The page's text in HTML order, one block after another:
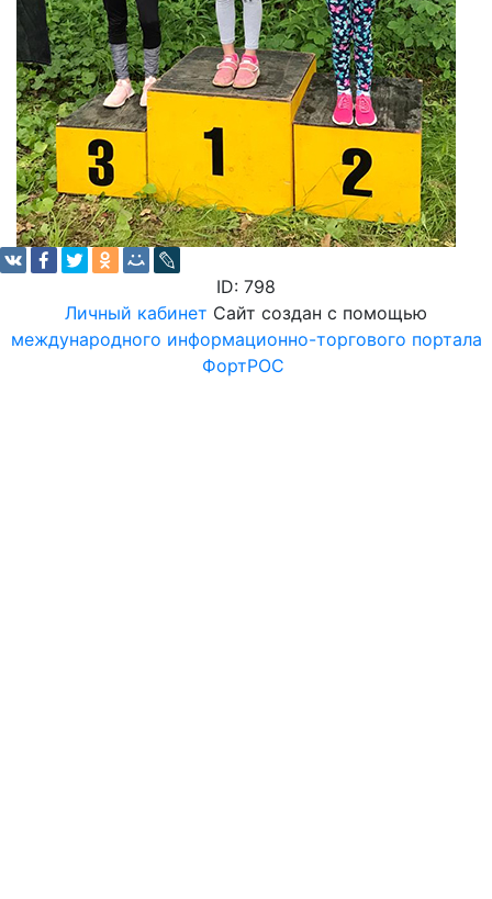
ID: 798
Личный кабинет Сайт создан с помощью
международного информационно-торгового портала
ФортРОС